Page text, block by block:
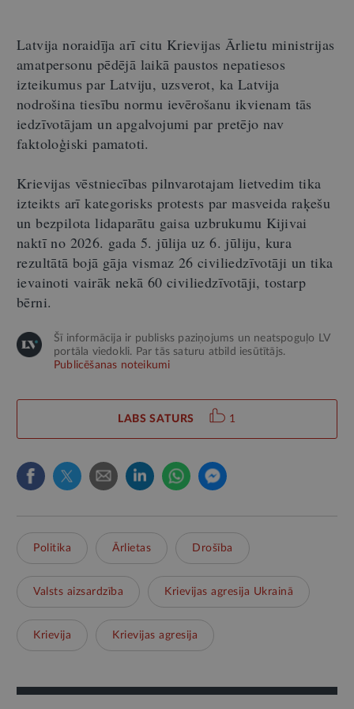
Latvija noraidīja arī citu Krievijas Ārlietu ministrijas
amatpersonu pēdējā laikā paustos nepatiesos
izteikumus par Latviju, uzsverot, ka Latvija
nodrošina tiesību normu ievērošanu ikvienam tās
iedzīvotājam un apgalvojumi par pretējo nav
faktoloģiski pamatoti.
Krievijas vēstniecības pilnvarotajam lietvedim tika
izteikts arī kategorisks protests par masveida raķešu
un bezpilota lidaparātu gaisa uzbrukumu Kijivai
naktī no 2026. gada 5. jūlija uz 6. jūliju, kura
rezultātā bojā gāja vismaz 26 civiliedzīvotāji un tika
ievainoti vairāk nekā 60 civiliedzīvotāji, tostarp
bērni.
Šī informācija ir publisks paziņojums un neatspoguļo LV
portāla viedokli. Par tās saturu atbild iesūtītājs.
Publicēšanas noteikumi
LABS SATURS 1
Politika Ārlietas Drošība
Valsts aizsardzība Krievijas agresija Ukrainā
Krievija Krievijas agresija